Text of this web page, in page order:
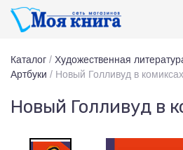
Каталог / Художественная
Артбуки / Новый Голливуд в комиксах
Новый Голливуд в